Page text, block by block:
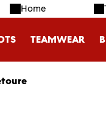
Home
TEAMWEAR